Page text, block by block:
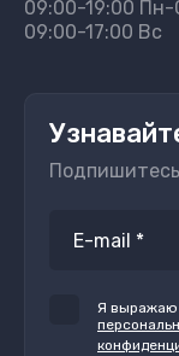
09:00-19:00 Пн-
09:00-17:00 Вс
Я выражаю